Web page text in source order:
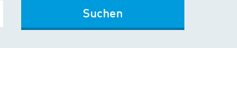
Suchen